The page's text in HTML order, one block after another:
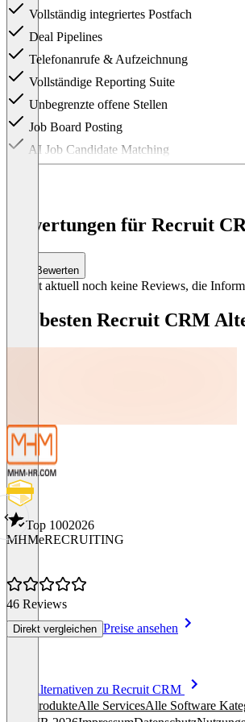
Vollständig integriertes Postfach
Deal Pipelines
Telefonanrufe & Aufzeichnung
Vollständige Reporting Suite
Unbegrenzte offene Stellen
Job Board Posting
AI Job Candidate Matching
Bewertungen für Recruit
Bewerten
Es gibt aktuell noch keine Reviews, die
Die besten Recruit CRM
Top 1002026
MHMeRECRUITING
46 Reviews
Direkt vergleichen Preise ansehen
Alle Alternativen zu Recruit CRM
Alle ProdukteAlle ServicesAlle Software